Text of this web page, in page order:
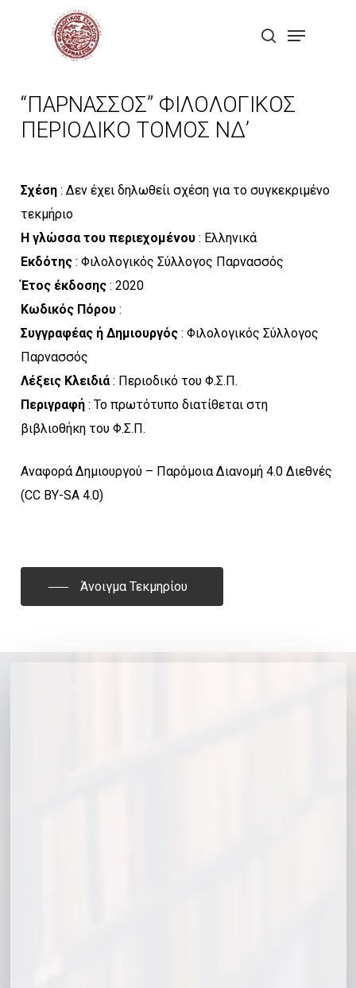
search
Menu
“ΠΑΡΝΑΣΣΟΣ” ΦΙΛΟΛΟΓΙΚΟΣ
ΠΕΡΙΟΔΙΚΟ ΤΟΜΟΣ ΝΔ’
Σχέση: Δεν έχει δηλωθείι σχέση για το συγκεκριμένο
τεκμήριο
Η γλώσσα του περιεχομένου: Ελληνικά
Εκδότης: Φιλολογικός Σύλλογος Παρνασσός
Έτος έκδοσης: 2020
Κωδικός Πόρου:
Συγγραφέας ή Δημιουργός: Φιλολογικός Σύλλογος
Παρνασσός
Λέξεις Κλειδιά: Περιοδικό του Φ.Σ.Π.
Περιγραφή: Το πρωτότυπο διατίθεται στη
βιβλιοθήκη του Φ.Σ.Π.
Αναφορά Δημιουργού – Παρόμοια Διανομή 4.0 Διεθνές
(CC BY-SA 4.0)
Άνοιγμα Τεκμηρίου